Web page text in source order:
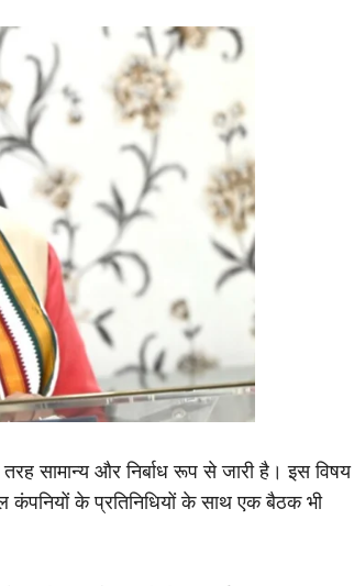
सामान्य और निर्बाध रूप से जारी है। इस विषय
कंपनियों के प्रतिनिधियों के साथ एक बैठक भी